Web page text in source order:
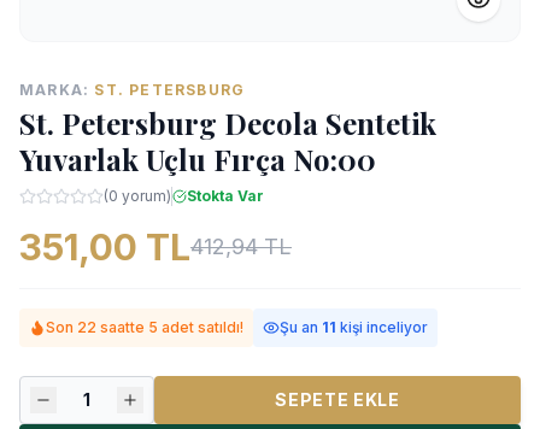
MARKA: ST. PETERSBURG
St. Petersburg Decola Sentetik
Yuvarlak Uçlu Fırça No:00
(0 yorum) Stokta Var
351,00 TL412,94 TL
Son 22 saatte 5 adet satıldı! Şu an 11 kişi inceliyor
1 SEPETE EKLE